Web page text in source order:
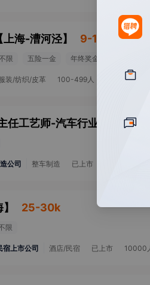
上海-漕河泾】 9-13k
限 五险一金 年终奖金
装/纺织/皮革 100-499人
任工艺师-汽车行业 上海】
公司 整车制造 已上市
】 25-30k
限
宿上市公司 酒店/民宿 已上市 10000